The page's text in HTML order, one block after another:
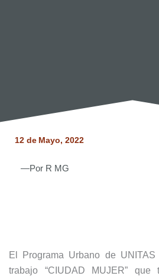
12 de Mayo, 2022
—Por R MG
El Programa Urbano de
trabajo “CIUDAD MUJER”